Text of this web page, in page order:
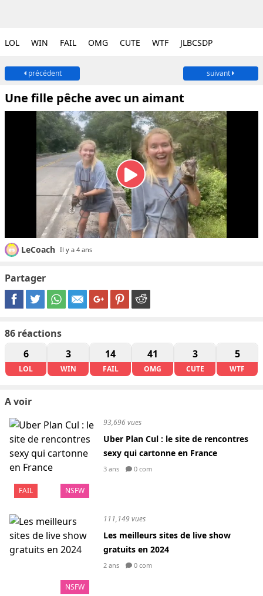
LOL WIN FAIL OMG CUTE WTF JLBCSDP
précédent suivant
Une fille pêche avec un aimant
LeCoach Il y a 4 ans
Partager
86 réactions
6
LOL
3
WIN
14
FAIL
41
OMG
3
CUTE
5
WTF
A voir
FAIL NSFW
93,696 vues
Uber Plan Cul : le site de rencontres
sexy qui cartonne en France
3 ans 0 com
NSFW
111,149 vues
Les meilleurs sites de live show
gratuits en 2024
2 ans 0 com